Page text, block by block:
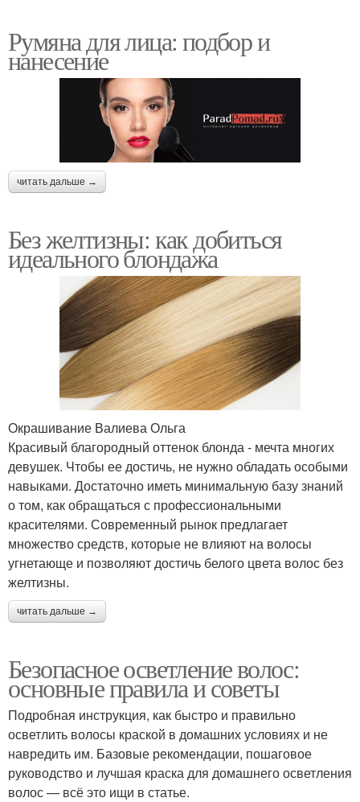
Румяна для лица: подбор и
нанесение
читать дальше →
Без желтизны: как добиться
идеального блондажа
Окрашивание Валиева Ольга
Красивый благородный оттенок блонда - мечта многих
девушек. Чтобы ее достичь, не нужно обладать особыми
навыками. Достаточно иметь минимальную базу знаний
о том, как обращаться с профессиональными
красителями. Современный рынок предлагает
множество средств, которые не влияют на волосы
угнетающе и позволяют достичь белого цвета волос без
желтизны.
читать дальше →
Безопасное осветление волос:
основные правила и советы
Подробная инструкция, как быстро и правильно
осветлить волосы краской в домашних условиях и не
навредить им. Базовые рекомендации, пошаговое
руководство и лучшая краска для домашнего осветления
волос — всё это ищи в статье.